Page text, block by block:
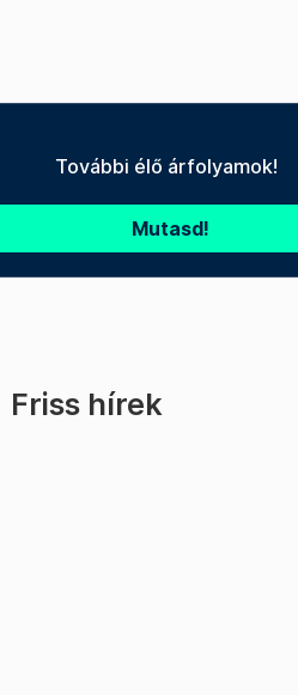
További élő árfolyamok!
Mutasd!
Friss hírek